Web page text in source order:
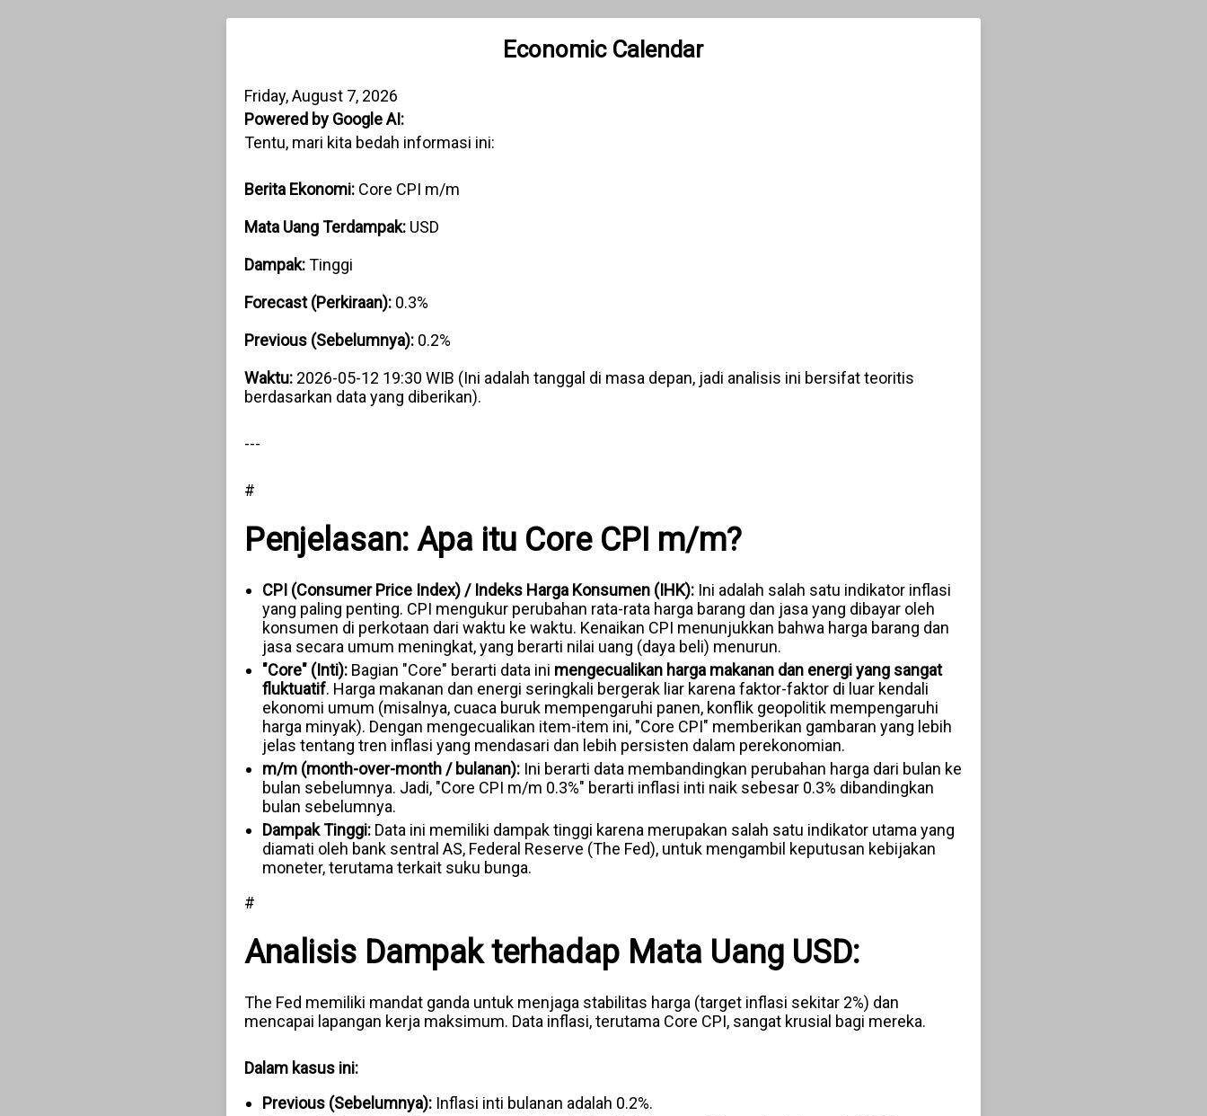
Economic Calendar
Friday, August 7, 2026
Powered by Google AI:
Tentu, mari kita bedah informasi ini:
Berita Ekonomi:Core CPI m/m
Mata Uang Terdampak:USD
Dampak:Tinggi
Forecast (Perkiraan):0.3%
Previous (Sebelumnya):0.2%
Waktu:2026-05-12 19:30 WIB (Ini adalah tanggal di masa depan, jadi analisis ini bersifat teoritis
berdasarkan data yang diberikan).
---
#
Penjelasan: Apa itu Core CPI m/m?
CPI (Consumer Price Index) / Indeks Harga Konsumen (IHK):Ini adalah salah satu indikator inflasi
yang paling penting. CPI mengukur perubahan rata-rata harga barang dan jasa yang dibayar oleh
konsumen di perkotaan dari waktu ke waktu. Kenaikan CPI menunjukkan bahwa harga barang dan
jasa secara umum meningkat, yang berarti nilai uang (daya beli) menurun.
"Core" (Inti):Bagian "Core" berarti data ini mengecualikan harga makanan dan energi yang sangat
fluktuatif. Harga makanan dan energi seringkali bergerak liar karena faktor-faktor di luar kendali
ekonomi umum (misalnya, cuaca buruk mempengaruhi panen, konflik geopolitik mempengaruhi
harga minyak). Dengan mengecualikan item-item ini, "Core CPI" memberikan gambaran yang lebih
jelas tentang tren inflasi yang mendasari dan lebih persisten dalam perekonomian.
m/m (month-over-month / bulanan):Ini berarti data membandingkan perubahan harga dari bulan ke
bulan sebelumnya. Jadi, "Core CPI m/m 0.3%" berarti inflasi inti naik sebesar 0.3% dibandingkan
bulan sebelumnya.
Dampak Tinggi:Data ini memiliki dampak tinggi karena merupakan salah satu indikator utama yang
diamati oleh bank sentral AS, Federal Reserve (The Fed), untuk mengambil keputusan kebijakan
moneter, terutama terkait suku bunga.
#
Analisis Dampak terhadap Mata Uang USD:
The Fed memiliki mandat ganda untuk menjaga stabilitas harga (target inflasi sekitar 2%) dan
mencapai lapangan kerja maksimum. Data inflasi, terutama Core CPI, sangat krusial bagi mereka.
Dalam kasus ini:
Previous (Sebelumnya):Inflasi inti bulanan adalah 0.2%.